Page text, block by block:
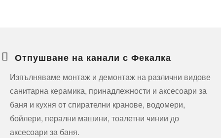
Отпушване на канали с Фекалка
Изпълняваме монтаж и демонтаж на различни видове
санитарна керамика, принадлежности и аксесоари за
баня и кухня от спирателни кранове, водомери,
бойлери, перални машини, тоалетни чинии до
аксесоари за баня.